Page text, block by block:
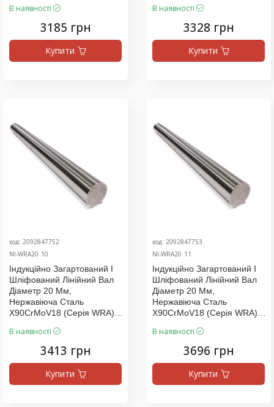
В наявності
3185 грн
Купити
В наявності
3328 грн
Купити
код: 2092847752
NI-WRA20_10
Індукційно Загартований І
Шліфований Лінійний Вал
Діаметр 20 Мм,
Нержавіюча Сталь
X90CrMoV18 (серія WRA),
В наявності
3413 грн
Купити
код: 2092847753
NI-WRA20_11
Індукційно Загартований І
Шліфований Лінійний Вал
Діаметр 20 Мм,
Нержавіюча Сталь
X90CrMoV18 (серія WRA),
В наявності
3696 грн
Купити